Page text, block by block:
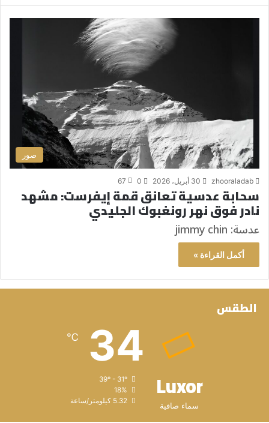
صور
zhooraladab 30 أبريل، 2026 0
67
سحابة عدسية تعانق قمة إيفرست: مشهد
نادر فوق نهر رونغبوك الجليدي
عدسة: jimmy chin
أكمل القراءة »
الطقس
Luxor
سماء صافية
34
℃
39º - 31º
18%
5.32 كيلومتر/ساعة